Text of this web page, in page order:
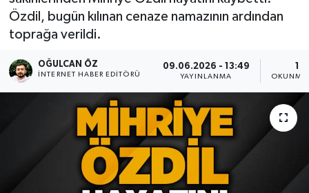
Özdil, bugün kılınan cenaze namazının ardından
toprağa verildi.
OĞULCAN ÖZ
İNTERNET HABER EDITÖRÜ
09.06.2026 - 13:49
YAYINLANMA
1
OKUNMA
Karabük
Devrek
BİLİM VE TEKNOLOJİ